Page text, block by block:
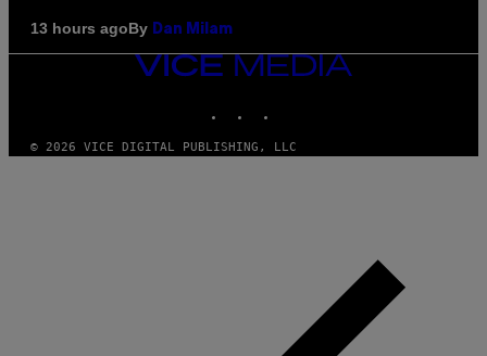
13 hours agoBy Dan Milam
VICE
MEDIA
© 2026 VICE DIGITAL PUBLISHING, LLC